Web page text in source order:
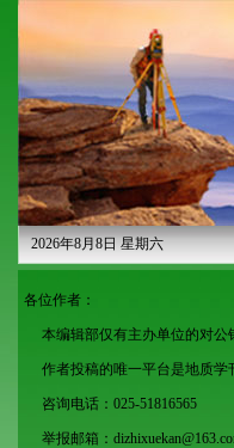
2026年8月8日 星期六
各位作者：
本编辑部仅有主办单位的对公
作者投稿的唯一平台是地质学
咨询电话：025-51816565
举报邮箱：